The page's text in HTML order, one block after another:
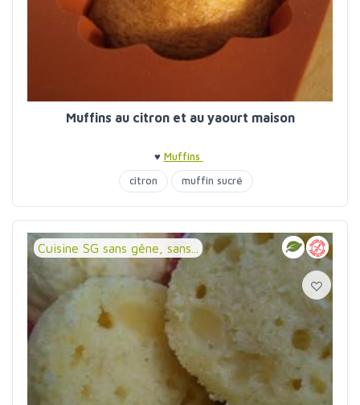
Muffins au citron et au yaourt maison
♥ Muffins
citron
muffin sucré
Cuisine SG sans gêne, sans...